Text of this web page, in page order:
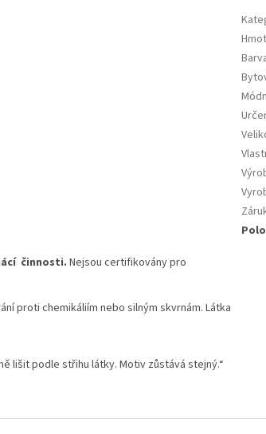
činnosti.Nejsou certifikovány pro
proti chemikáliím nebo silným skvrnám. Látka
lišit podle střihu látky. Motiv zůstává stejný.“